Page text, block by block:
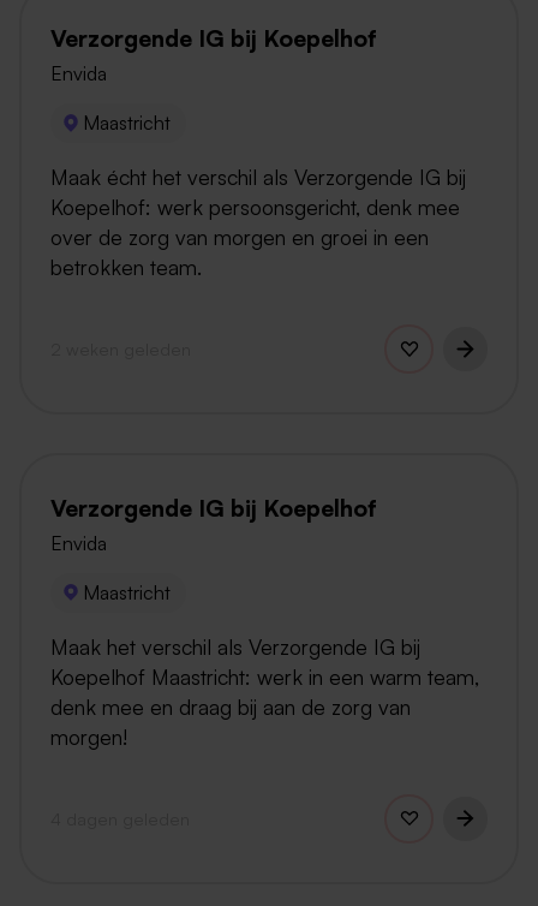
Verzorgende IG bij Koepelhof
Envida
Maastricht
Maak écht het verschil als Verzorgende IG bij
Koepelhof: werk persoonsgericht, denk mee
over de zorg van morgen en groei in een
betrokken team.
Verzorgende IG bij Koepelhof
Envida
Maastricht
Maak het verschil als Verzorgende IG bij
Koepelhof Maastricht: werk in een warm team,
denk mee en draag bij aan de zorg van
morgen!